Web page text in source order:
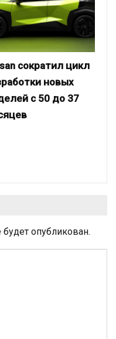
сократил цикл
новых
с 50 до 37
опубликован.